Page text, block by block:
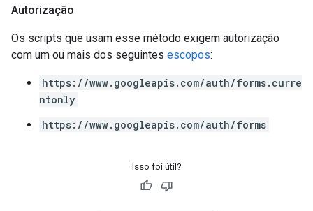
Autorização
Os scripts que usam esse método exigem autorização
com um ou mais dos seguintes escopos:
https://www.googleapis.com/auth/forms.curre
ntonly
https://www.googleapis.com/auth/forms
Isso foi útil?